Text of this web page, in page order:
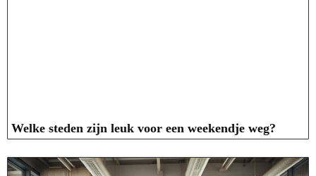
Welke steden zijn leuk voor een weekendje weg?